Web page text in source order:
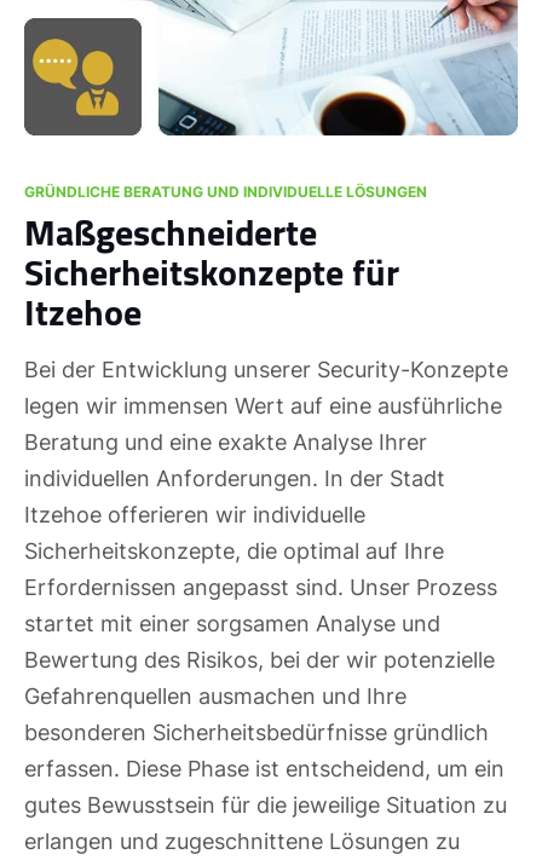
GRÜNDLICHE BERATUNG UND INDIVIDUELLE LÖSUNGEN
Maßgeschneiderte
Sicherheitskonzepte für
Itzehoe
Bei der Entwicklung unserer Security-Konzepte
legen wir immensen Wert auf eine ausführliche
Beratung und eine exakte Analyse Ihrer
individuellen Anforderungen. In der Stadt
Itzehoe offerieren wir individuelle
Sicherheitskonzepte, die optimal auf Ihre
Erfordernissen angepasst sind. Unser Prozess
startet mit einer sorgsamen Analyse und
Bewertung des Risikos, bei der wir potenzielle
Gefahrenquellen ausmachen und Ihre
besonderen Sicherheitsbedürfnisse gründlich
erfassen. Diese Phase ist entscheidend, um ein
gutes Bewusstsein für die jeweilige Situation zu
erlangen und zugeschnittene Lösungen zu